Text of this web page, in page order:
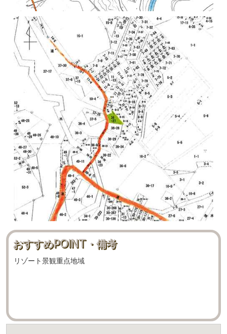
おすすめPOINT・備考
リゾート景観重点地域